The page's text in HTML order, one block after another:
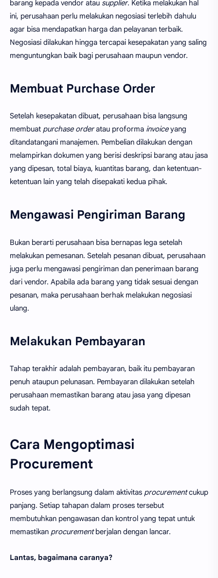
barang kepada vendor atau supplier. Ketika melakukan hal
ini, perusahaan perlu melakukan negosiasi terlebih dahulu
agar bisa mendapatkan harga dan pelayanan terbaik.
Negosiasi dilakukan hingga tercapai kesepakatan yang saling
menguntungkan baik bagi perusahaan maupun vendor.
Membuat Purchase Order
Setelah kesepakatan dibuat, perusahaan bisa langsung
membuat purchase orderatau proforma invoiceyang
ditandatangani manajemen. Pembelian dilakukan dengan
melampirkan dokumen yang berisi deskripsi barang atau jasa
yang dipesan, total biaya, kuantitas barang, dan ketentuan-
ketentuan lain yang telah disepakati kedua pihak.
Mengawasi Pengiriman Barang
Bukan berarti perusahaan bisa bernapas lega setelah
melakukan pemesanan. Setelah pesanan dibuat, perusahaan
juga perlu mengawasi pengiriman dan penerimaan barang
dari vendor. Apabila ada barang yang tidak sesuai dengan
pesanan, maka perusahaan berhak melakukan negosiasi
ulang.
Melakukan Pembayaran
Tahap terakhir adalah pembayaran, baik itu pembayaran
penuh ataupun pelunasan. Pembayaran dilakukan setelah
perusahaan memastikan barang atau jasa yang dipesan
sudah tepat.
Cara Mengoptimasi
Procurement
Proses yang berlangsung dalam aktivitas procurementcukup
panjang. Setiap tahapan dalam proses tersebut
membutuhkan pengawasan dan kontrol yang tepat untuk
memastikan procurementberjalan dengan lancar.
Lantas, bagaimana caranya?